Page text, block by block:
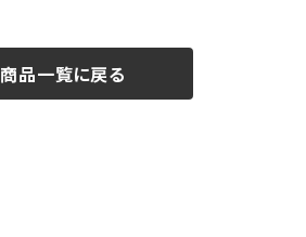
商品一覧に戻る